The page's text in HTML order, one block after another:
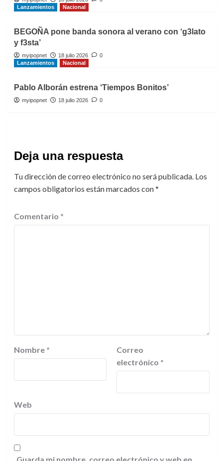
Lanzamientos
Nacional
BEGOÑA pone banda sonora al verano con ‘g3lato
y f3sta’
myipopnet 18 julio 2026
0
Lanzamientos
Nacional
Pablo Alborán estrena ‘Tiempos Bonitos’
myipopnet 18 julio 2026 0
Deja una respuesta
Tu dirección de correo electrónico no será publicada. Los
campos obligatorios están marcados con*
Comentario *
Nombre *
Correo
electrónico *
Web